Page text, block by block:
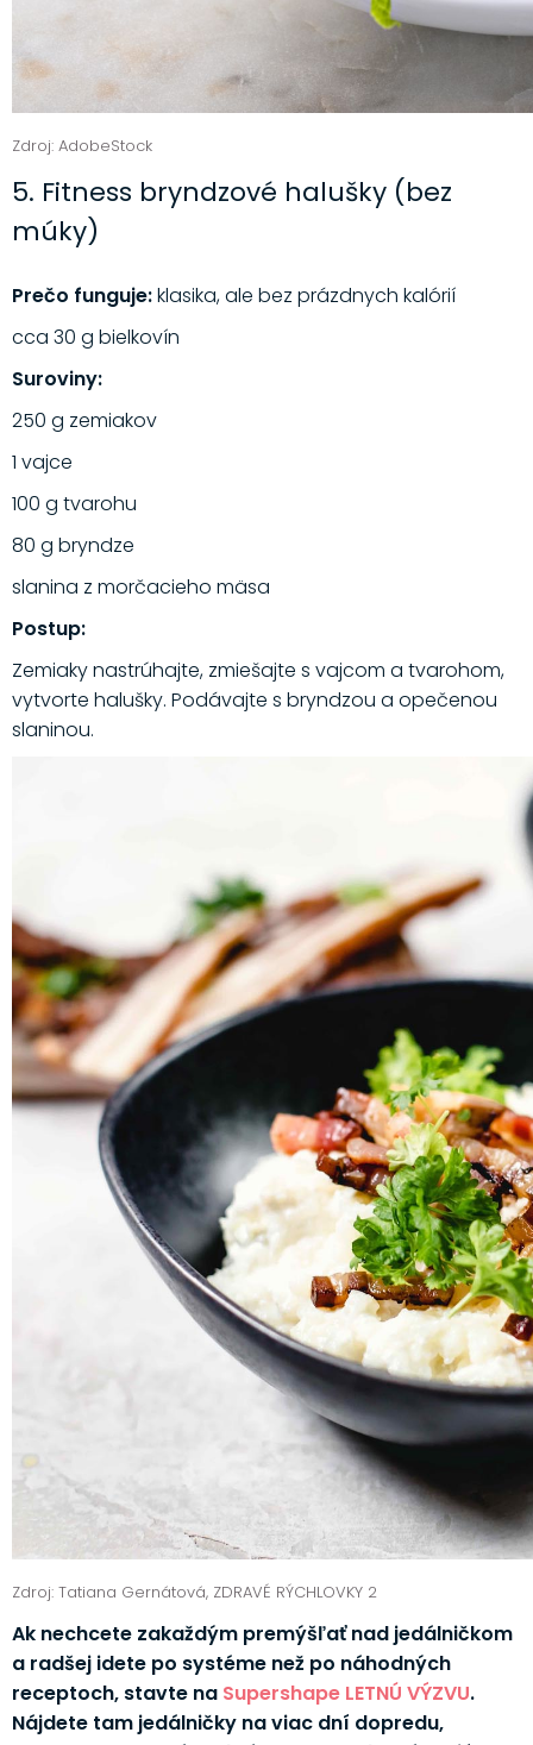
Zdroj: AdobeStock
5. Fitness bryndzové halušky (bez
múky)
Prečo funguje:klasika, ale bez prázdnych kalórií
cca 30 g bielkovín
Suroviny:
250 g zemiakov
1 vajce
100 g tvarohu
80 g bryndze
slanina z morčacieho mäsa
Postup:
Zemiaky nastrúhajte, zmiešajte s vajcom a tvarohom,
vytvorte halušky. Podávajte s bryndzou a opečenou
slaninou.
Zdroj: Tatiana Gernátová, ZDRAVÉ RÝCHLOVKY 2
Ak nechcete zakaždým premýšľať nad jedálničkom
a radšej idete po systéme než po náhodných
receptoch, stavte na Supershape LETNÚ VÝZVU.
Nájdete tam jedálničky na viac dní dopredu,